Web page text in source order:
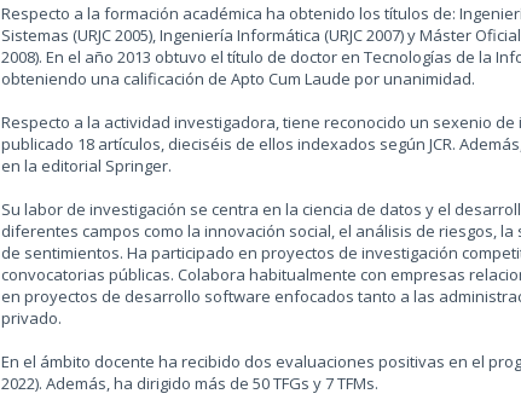
Respecto a la formación académica ha obtenido los títulos de:
Sistemas (URJC 2005), Ingeniería Informática (URJC 2007) y Máster
2008). En el año 2013 obtuvo el título de doctor en Tecnologías de la
obteniendo una calificación de Apto Cum Laude por unanimidad.
Respecto a la actividad investigadora, tiene reconocido un sexenio de
publicado 18 artículos, dieciséis de ellos indexados según JCR.
en la editorial Springer.
Su labor de investigación se centra en la ciencia de datos y el
diferentes campos como la innovación social, el análisis de riesgos,
de sentimientos. Ha participado en proyectos de investigación
convocatorias públicas. Colabora habitualmente con empresas
en proyectos de desarrollo software enfocados tanto a las
privado.
En el ámbito docente ha recibido dos evaluaciones positivas en el
2022). Además, ha dirigido más de 50 TFGs y 7 TFMs.